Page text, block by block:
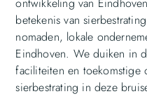
ontwikkeling van
betekenis van
nomaden, lokale
Eindhoven. We duiken in
faciliteiten en toekomstige
sierbestrating in deze